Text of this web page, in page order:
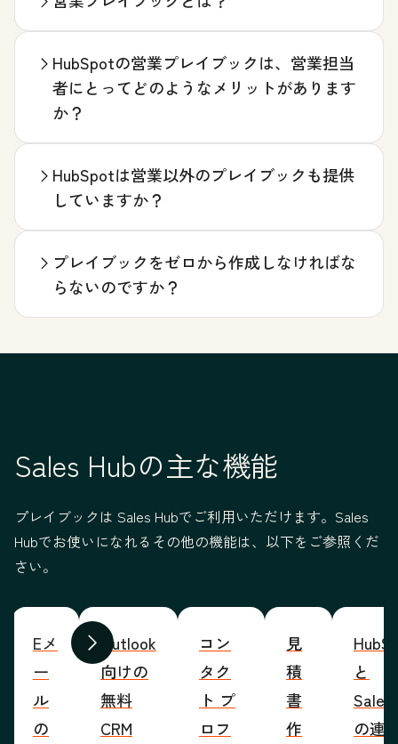
HubSpotの営業プレイブックは、営業担当
者にとってどのようなメリットがあります
か？
HubSpotは営業以外のプレイブックも提供
していますか？
プレイブックをゼロから作成しなければな
らないのですか？
Sales Hubの主な機能
プレイブックは Sales Hubでご利用いただけます。Sales
Hubでお使いになれるその他の機能は、以下をご参照くだ
さい。
前へ 次へ
Eメ
ー
ル
の
Outlook
向けの
無料
CRM
コン
タク
ト プ
ロフ
見
積
書
作
と
の連